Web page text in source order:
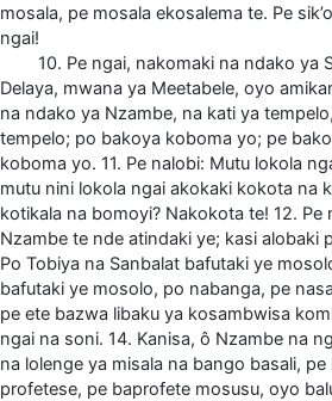
mosala, pe mosala ekosalema te. Pe
ngai!
10. Pe ngai, nakomaki na ndako ya
Delaya, mwana ya Meetabele, oyo
na ndako ya Nzambe, na kati ya
tempelo; po bakoya koboma yo; pe
koboma yo. 11. Pe nalobi: Mutu lokola
mutu nini lokola ngai akokaki kokota na
kotikala na bomoyi? Nakokota te! 12. Pe
Nzambe te nde atindaki ye; kasi alobaki
Po Tobiya na Sanbalat bafutaki ye
bafutaki ye mosolo, po nabanga, pe
pe ete bazwa libaku ya kosambwisa
ngai na soni. 14. Kanisa, ô Nzambe na
na lolenge ya misala na bango basali,
profetese, pe baprofete mosusu, oyo